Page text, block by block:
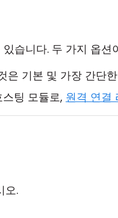
습니다. 두 가지 옵션
은 기본 및 가장 간단
팅 모듈로, 원격 연결
오.